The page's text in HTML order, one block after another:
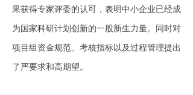
果获得专家评委的认可，表明中小企业已经成
为国家科研计划创新的一股新生力量。同时对
项目组资金规范、考核指标以及过程管理提出
了严要求和高期望。